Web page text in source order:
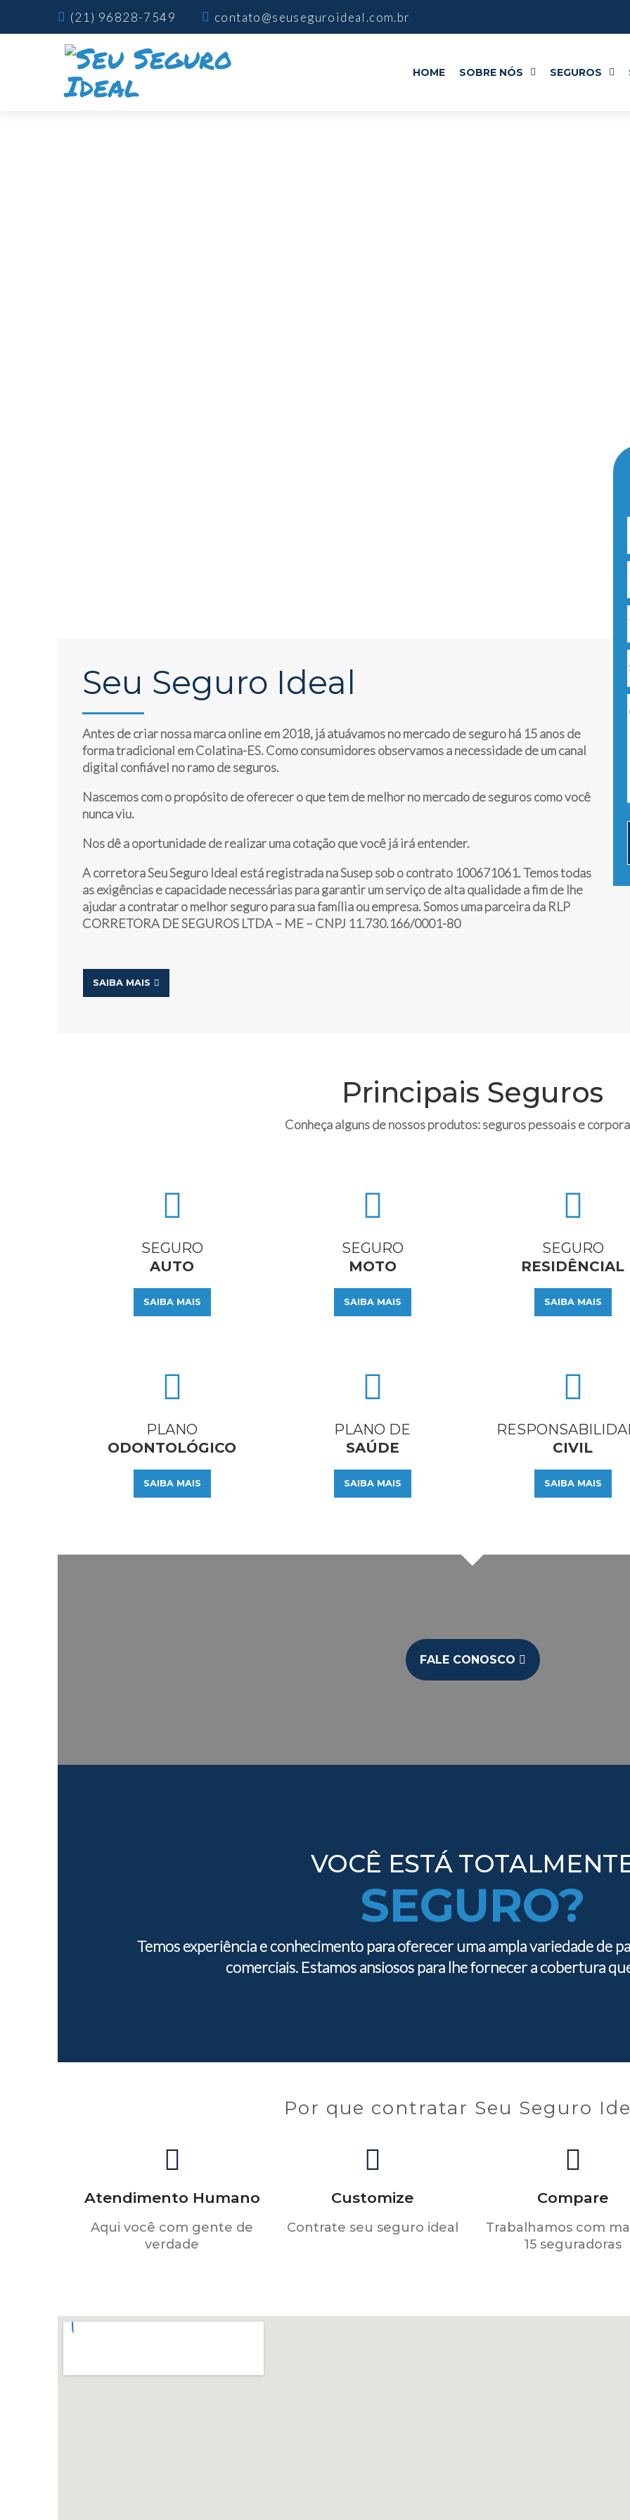
(21) 96828-7549 contato@seuseguroideal.com.br
HOME SOBRE NÓS SEGUROS
Seu Seguro Ideal
Antes de criar nossa marca online em 2018, já atuávamos no mercado de seguro há 15 anos de
forma tradicional em Colatina-ES. Como consumidores observamos a necessidade de um canal
digital confiável no ramo de seguros.
Nascemos com o propósito de oferecer o que tem de melhor no mercado de seguros como você
nunca viu.
Nos dê a oportunidade de realizar uma cotação que você já irá entender.
A corretora Seu Seguro Ideal está registrada na Susep sob o contrato 100671061. Temos todas
as exigências e capacidade necessárias para garantir um serviço de alta qualidade a fim de lhe
ajudar a contratar o melhor seguro para sua família ou empresa. Somos uma parceira da RLP
CORRETORA DE SEGUROS LTDA – ME – CNPJ 11.730.166/0001-80
SAIBA MAIS
Principais Seguros
Conheça alguns de nossos produtos: seguros pessoais e
SEGURO
AUTO
SAIBA MAIS
SEGURO
MOTO
SAIBA MAIS
SEGURO
RESIDÊNCIAL
SAIBA MAIS
PLANO
ODONTOLÓGICO
SAIBA MAIS
PLANO DE
SAÚDE
SAIBA MAIS
CIVIL
SAIBA MAIS
FALE CONOSCO
VOCÊ ESTÁ
SEGURO?
Temos experiência e conhecimento para oferecer uma ampla variedade de
comerciais. Estamos ansiosos para lhe fornecer a cobertura
Por que contratar Seu Seguro
Atendimento Humano
Aqui você com gente de
verdade
Customize
Contrate seu seguro ideal
Compare
Trabalhamos com
15 seguradoras